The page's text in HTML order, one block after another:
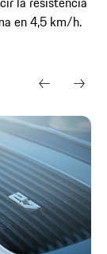
en 4,5 km/h.